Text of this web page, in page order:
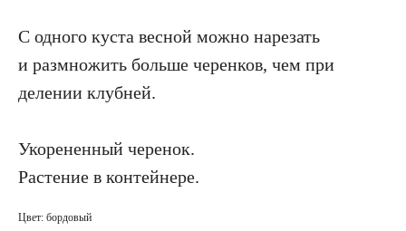
С одного куста весной можно нарезать
и размножить больше черенков, чем при
делении клубней.
Укорененный черенок.
Растение в контейнере.
Цвет: бордовый